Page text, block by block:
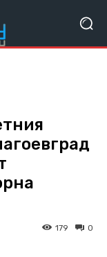
0
179